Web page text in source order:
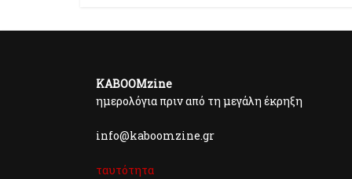
KABOOMzine
ημερολόγια πριν από τη μεγάλη έκρηξη
info@kaboomzine.gr
ταυτότητα